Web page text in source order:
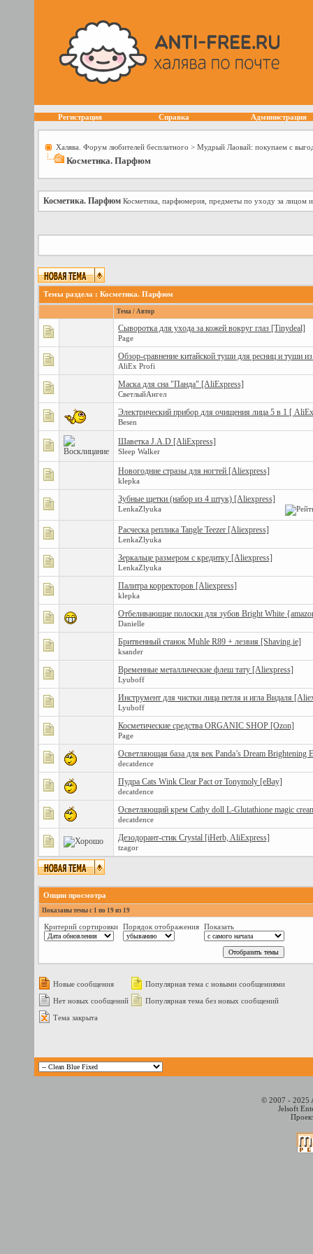
Регистрация Справка Администрация
Халява. Форум любителей бесплатного > Мудрый Лаовай: покупаем с
Косметика. Парфюм
Косметика. Парфюм Косметика, парфюмерия, предметы по уходу за лицом
Темы раздела : Косметика. Парфюм
Тема / Автор
Сыворотка для ухода за кожей вокруг глаз [Tinydeal]
Page
Обзор-сравнение китайской туши для ресниц и туши
AliEx Profi
Маска для сна "Панда" [AliExpress]
СветлыйАнгел
Электрический прибор для очищения лица 5 в 1 [
Besen
Шаветка J.A.D [AliExpress]
Sleep Walker
Новогодние стразы для ногтей [Aliexpress]
klepka
Зубные щетки (набор из 4 штук) [Aliexpress]
LenkaZlyuka
Расческа реплика Tangle Teezer [Aliexpress]
LenkaZlyuka
Зеркальце размером с кредитку [Aliexpress]
LenkaZlyuka
Палитра корректоров [Aliexpress]
klepka
Отбеливающие полоски для зубов Bright White
Danielle
Бритвенный станок Muhle R89 + лезвия [Shaving.ie]
ksander
Временные металлические флеш тату [Aliexpress]
Lyuboff
Инструмент для чистки лица петля и игла Видаля
Lyuboff
Косметические средства ORGANIC SHOP [Ozon]
Page
Осветляющая база для век Panda’s Dream Brightening
decatdence
Пудра Cats Wink Clear Pact от Tonymoly [eBay]
decatdence
Осветляющий крем Cathy doll L-Glutathione magic
decatdence
Дезодорант-стик Crystal [iHerb, AliExpress]
tzagor
Опции просмотра
Показаны темы с 1 по 19 из 19
Критерий сортировки Порядок отображения Показать
Новые сообщения
Популярная тема с новыми сообщениями
Нет новых сообщений
Популярная тема без новых сообщений
Тема закрыта
© 2007 - 2025
Jelsoft